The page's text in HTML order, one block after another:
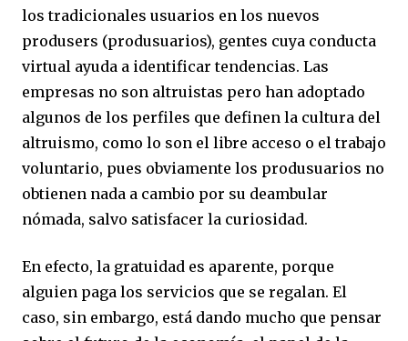
los tradicionales usuarios en los nuevos
produsers (produsuarios), gentes cuya conducta
virtual ayuda a identificar tendencias. Las
empresas no son altruistas pero han adoptado
algunos de los perfiles que definen la cultura del
altruismo, como lo son el libre acceso o el trabajo
voluntario, pues obviamente los produsuarios no
obtienen nada a cambio por su deambular
nómada, salvo satisfacer la curiosidad.
En efecto, la gratuidad es aparente, porque
alguien paga los servicios que se regalan. El
caso, sin embargo, está dando mucho que pensar